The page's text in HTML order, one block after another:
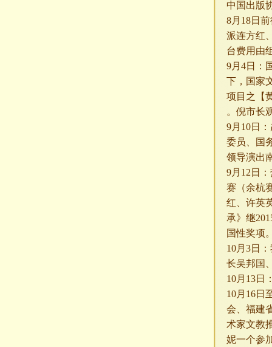
中国出版
8月 18日
派连方红
台费用由
9月4日：
下，国家
项目之【
。倪市长
9月 10日
委员、国
领导演出
9月 12日
赛（余杭
红、许英
承》继
国性奖项
10月3日
长吴邦国
10月 13日
10月 16日
会、福建
术家文教
妮一个参